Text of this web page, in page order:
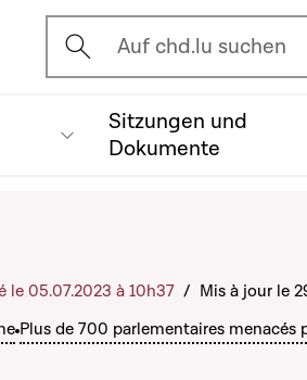
Ouvrir l'écran de recherche
Auf chd.lu suchen
Sitzungen und
Dokumente
Plus de 700 parlementaires menacés
le 05.07.2023 à 10h37 / Mis à jour le